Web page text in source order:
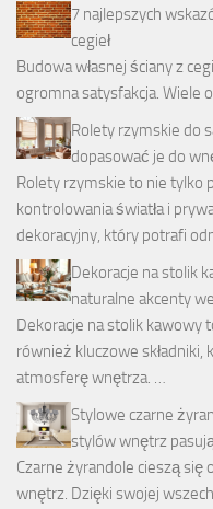
7 najlepszych
cegieł
Budowa własnej ściany z
ogromna satysfakcja. Wiele
Rolety rzymskie do
dopasować je do
Rolety rzymskie to nie tylko
kontrolowania światła i
dekoracyjny, który potrafi
Dekoracje na stolik
naturalne akcenty
Dekoracje na stolik kawowy
również kluczowe składniki,
atmosferę wnętrza. …
Stylowe czarne
stylów wnętrz
Czarne żyrandole cieszą się
wnętrz. Dzięki swojej